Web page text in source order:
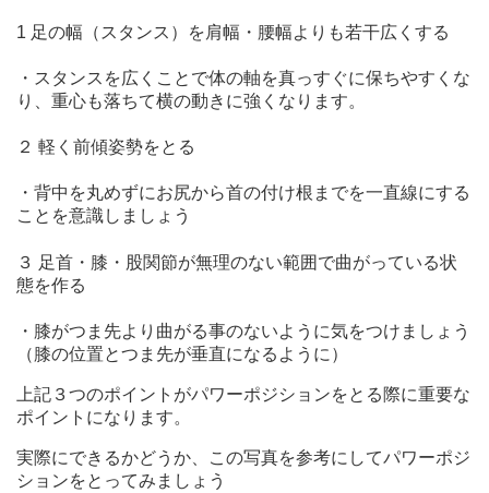
1 足の幅（スタンス）を肩幅・腰幅よりも若干広くする
・スタンスを広くことで体の軸を真っすぐに保ちやすくな
り、重心も落ちて横の動きに強くなります。
２ 軽く前傾姿勢をとる
・背中を丸めずにお尻から首の付け根までを一直線にする
ことを意識しましょう
３ 足首・膝・股関節が無理のない範囲で曲がっている状
態を作る
・膝がつま先より曲がる事のないように気をつけましょう
（膝の位置とつま先が垂直になるように）
上記３つのポイントがパワーポジションをとる際に重要な
ポイントになります。
実際にできるかどうか、この写真を参考にしてパワーポジ
ションをとってみましょう